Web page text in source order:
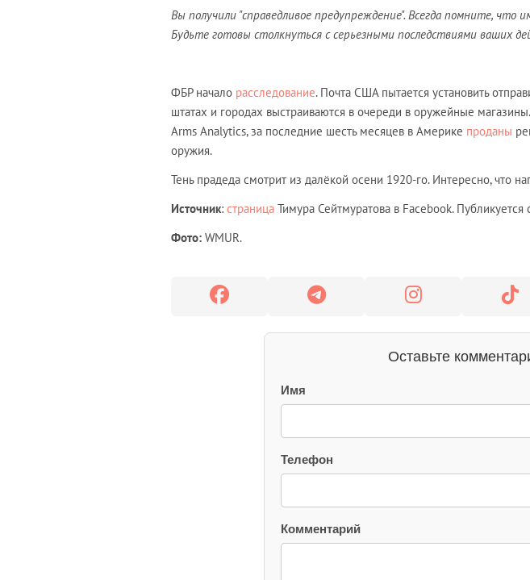
Вы получили "справедливое предупреждение". Всегда помните, что
Будьте готовы столкнуться с серьезными последствиями ваших
ФБР начало расследование. Почта США пытается установить
штатах и городах выстраиваются в очереди в оружейные
Arms Analytics, за последние шесть месяцев в Америке проданы
оружия.
Тень прадеда смотрит из далёкой осени 1920-го. Интересно, что
Источник: страница Тимура Сейтмуратова в Facebook. Публикуется
Фото: WMUR.
Оставьте
Имя
Телефон
Комментарий